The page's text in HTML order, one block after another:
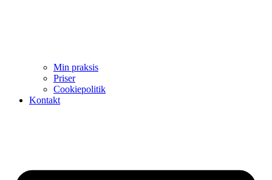
Min praksis
Priser
Cookiepolitik
Kontakt